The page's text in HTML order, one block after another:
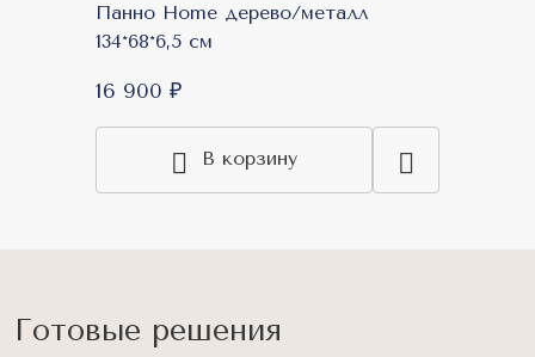
Панно Home дерево/металл
134*68*6,5 см
16 900 ₽
В корзину
Готовые решения